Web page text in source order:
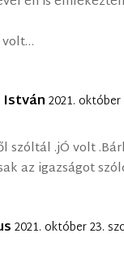
volt…
István 2021. október
szóltál .jÓ volt
az igazságot
2021. október 23.